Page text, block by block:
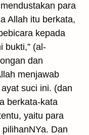
para
Allah itu berkata,
kepada
bukti,” (al-
dan
menjawab
suci ini. (dan
berkata-kata
yaitu para
Dan